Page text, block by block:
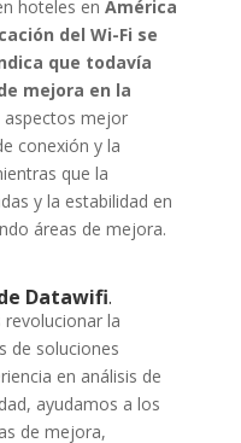
hoteles en América
del Wi-Fi se
que todavía
mejora en la
aspectos mejor
conexión y la
que la
y la estabilidad en
áreas de mejora.
Datawifi.
la
de soluciones
en análisis de
ayudamos a los
de mejora,